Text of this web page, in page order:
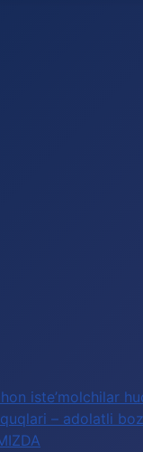
iste’molchilar
– adolatli